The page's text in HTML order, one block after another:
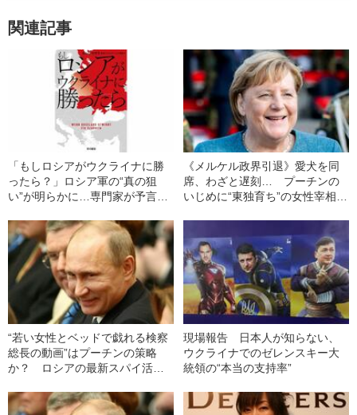
関連記事
「もしロシアがウクライナに勝
ったら？」ロシア軍の“真の狙
い”が明らかに…専門家が予言す
《メルケル政界引退》愛犬を同
席、わざと遅刻… プーチンの
いじめに“東独育ち”の女性宰相が
“若い女性とベッドで戯れる検察
総長の動画”はプーチンの策略
か？ ロシアの最新スパイ活動
現場報告 日本人が知らない、
ウクライナでのゼレンスキー大
統領の“本当の支持率”